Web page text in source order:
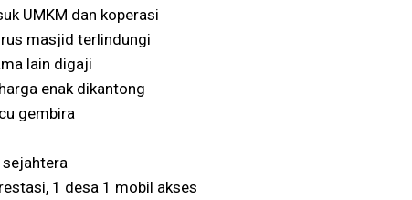
UMKM dan koperasi
masjid terlindungi
lain digaji
enak dikantong
gembira
sejahtera
1 desa 1 mobil akses